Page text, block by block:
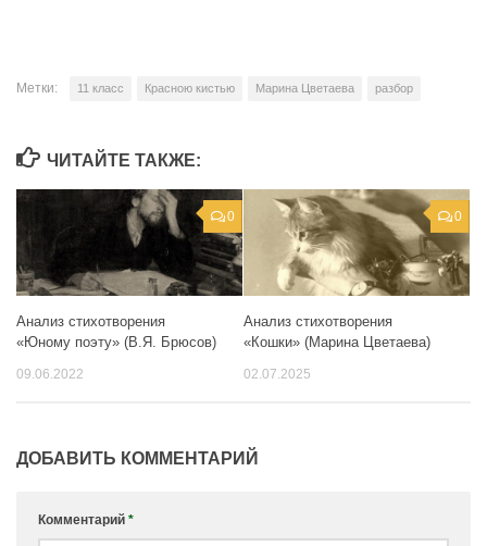
Метки: 11 класс Красною кистью Марина Цветаева разбор
ЧИТАЙТЕ ТАКЖЕ:
0
Анализ стихотворения
«Юному поэту» (В.Я. Брюсов)
09.06.2022
0
Анализ стихотворения
«Кошки» (Марина Цветаева)
02.07.2025
ДОБАВИТЬ КОММЕНТАРИЙ
Комментарий *